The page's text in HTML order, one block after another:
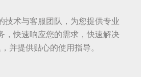
技术与客服团队，为您提供专业
，快速响应您的需求，快速解决
并提供贴心的使用指导。